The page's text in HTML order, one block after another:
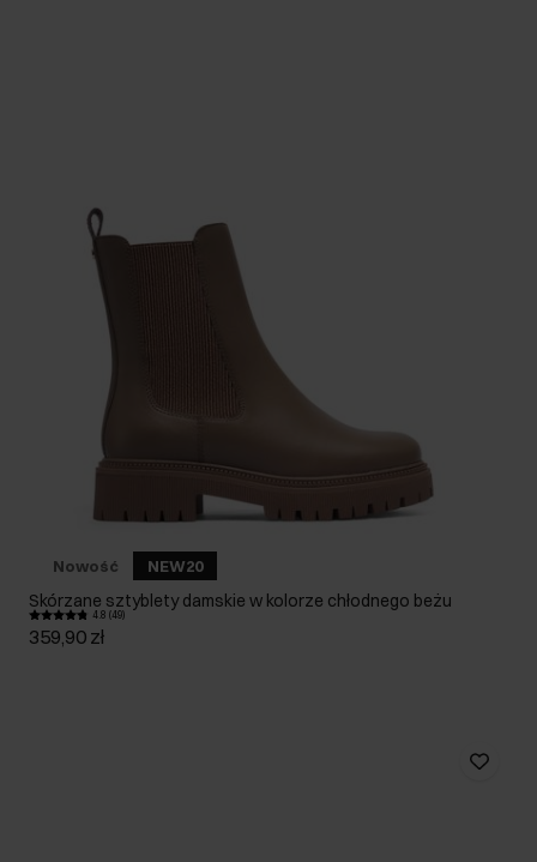
Nowość NEW20
Skórzane sztyblety damskie w kolorze chłodnego beżu
4.8 (49)
359,90 zł